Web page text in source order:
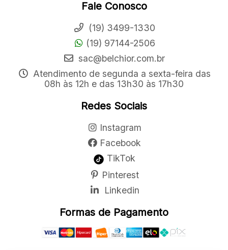
Fale Conosco
(19) 3499-1330
(19) 97144-2506
sac@belchior.com.br
Atendimento de segunda a sexta-feira das
08h às 12h e das 13h30 às 17h30
Redes Sociais
Instagram
Facebook
TikTok
Pinterest
Linkedin
Formas de Pagamento